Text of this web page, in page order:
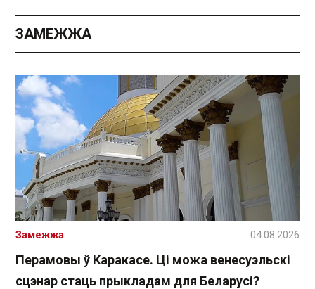
ЗАМЕЖЖА
Перамовы ў Каракасе. Ці можа венесуэльскі
сцэнар стаць прыкладам для Беларусі?
Замежжа 04.08.2026